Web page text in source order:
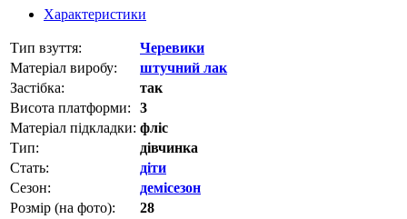
Характеристики
Тип взуття:
Черевики
Матеріал виробу:
штучний лак
Застібка:
так
Висота платформи:
3
Матеріал підкладки: фліс
Тип:
дівчинка
Стать:
діти
Сезон:
демісезон
Розмір (на фото):
28